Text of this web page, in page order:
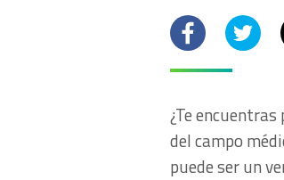
FacebookTwitter
¿Te
del campo
puede ser un